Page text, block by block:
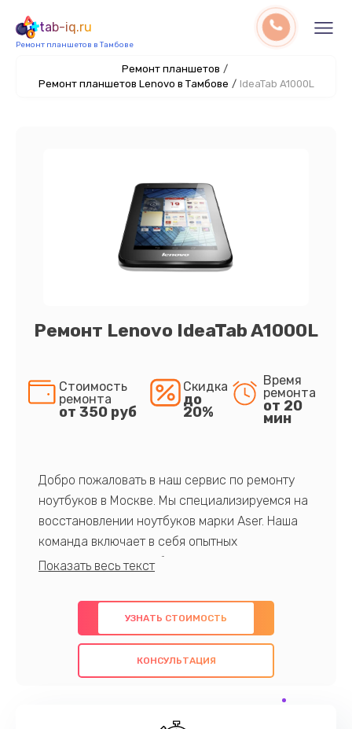
tab-iq.ru
Ремонт планшетов в Тамбове
Ремонт планшетов /
Ремонт планшетов Lenovo в Тамбове / IdeaTab A1000L
Ремонт Lenovo IdeaTab A1000L
Стоимость
ремонта
от 350 руб
Скидка
до
20%
Время
ремонта
от 20
мин
Добро пожаловать в наш сервис по ремонту
ноутбуков в Москве. Мы специализируемся на
восстановлении ноутбуков марки Aser. Наша
команда включает в себя опытных
профессионалов с обширными знаниями и
предлагаем быстрый и качественный ремонт с
использованием оригинальных компонентов, а
также гарантируем качество всех
проведенных работ. Наша цель - предоставить
обслуживание, удовлетворяя их потребности
наилучшим образом. Не медлите записаться на
УЗНАТЬ СТОИМОСТЬ
КОНСУЛЬТАЦИЯ